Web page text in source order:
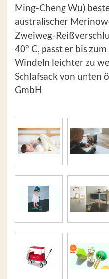
Ming-Cheng Wu)
australischer
Zweiweg-
40° C, passt er bis
Windeln leichter zu
Schlafsack von unten
GmbH